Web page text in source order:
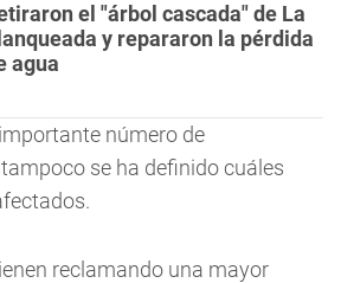
el "árbol cascada" de La
y repararon la pérdida
agua
número de
se ha definido cuáles
reclamando una mayor